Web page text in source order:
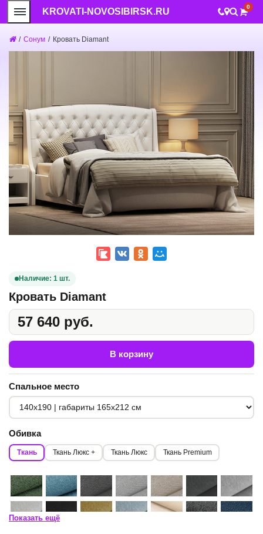
KROVATI-NOVOSIBIRSK.RU 0
/ Сонум / Кровать Diamant
Наличие: 1 шт.
Кровать Diamant
57 640 руб.
В корзину
Спальное место
Обивка
Ткань Ткань Люкс + Ткань Люкс Ткань Premium
Показать ещё